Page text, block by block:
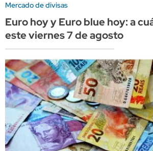
Mercado de divisas
Euro hoy y Euro blue hoy: a
este viernes 7 de agosto